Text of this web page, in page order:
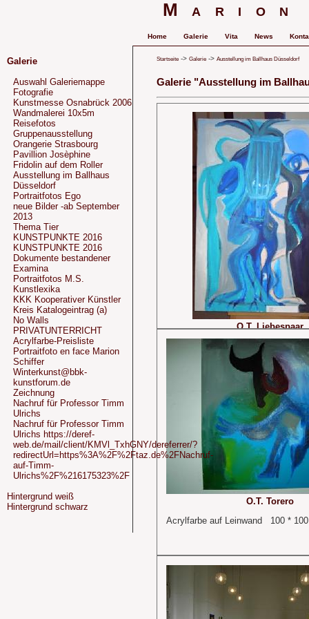
Home Galerie Vita News
Startseite ->Galerie ->Ausstellung im Ballhaus Düsseldorf
Galerie "Ausstellung im
O.T. Liebespaar
Acrylfarbe auf Leinwand 120 *
O.T. Torero
Acrylfarbe auf Leinwand 100 *
Galerie
Auswahl Galeriemappe
Fotografie
Kunstmesse Osnabrück 2006
Wandmalerei 10x5m
Reisefotos
Gruppenausstellung
Orangerie Strasbourg
Pavillion Josèphine
Fridolin auf dem Roller
Ausstellung im Ballhaus
Düsseldorf
Portraitfotos Ego
neue Bilder -ab September
2013
Thema Tier
KUNSTPUNKTE 2016
KUNSTPUNKTE 2016
Dokumente bestandener
Examina
Portraitfotos M.S.
Kunstlexika
KKK Kooperativer Künstler
Kreis Katalogeintrag (a)
No Walls
PRIVATUNTERRICHT
Acrylfarbe-Preisliste
Portraitfoto en face Marion
Schiffer
Winterkunst@bbk-
kunstforum.de
Zeichnung
Nachruf für Professor Timm
Ulrichs
Nachruf für Professor Timm
Ulrichs https://deref-
web.de/mail/client/KMVl_TxhGNY/dereferrer/?
redirectUrl=https%3A%2F%2Ftaz.de%2FNachruf-
auf-Timm-
Ulrichs%2F%216175323%2F
Hintergrund weiß
Hintergrund schwarz